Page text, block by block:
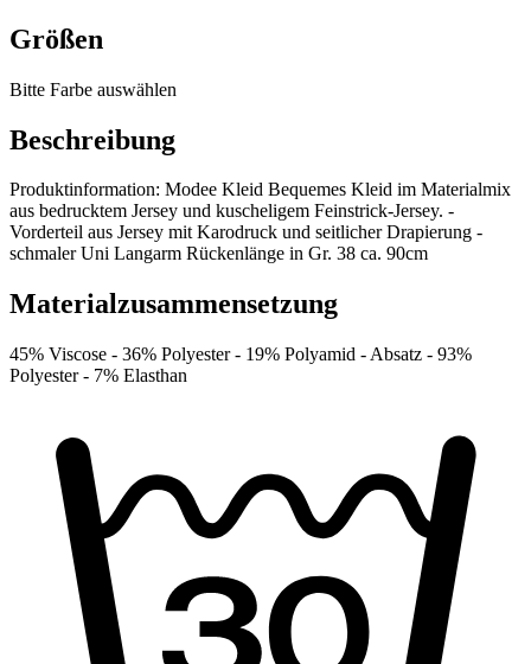
Größen
Bitte Farbe auswählen
Beschreibung
Produktinformation: Modee Kleid Bequemes Kleid im Materialmix
aus bedrucktem Jersey und kuscheligem Feinstrick-Jersey. -
Vorderteil aus Jersey mit Karodruck und seitlicher Drapierung -
schmaler Uni Langarm Rückenlänge in Gr. 38 ca. 90cm
Materialzusammensetzung
45% Viscose - 36% Polyester - 19% Polyamid - Absatz - 93%
Polyester - 7% Elasthan